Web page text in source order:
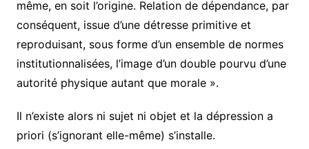
même, en soit l’origine. Relation de dépendance, par
conséquent, issue d’une détresse primitive et
reproduisant, sous forme d’un ensemble de normes
institutionnalisées, l’image d’un double pourvu d’une
autorité physique autant que morale ».
Il n’existe alors ni sujet ni objet et la dépression a
priori (s’ignorant elle-même) s’installe.